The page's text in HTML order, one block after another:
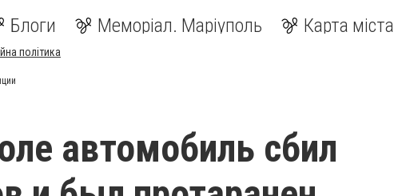
Блоги Меморіал. Маріуполь Карта міста
політика
автомобиль сбил